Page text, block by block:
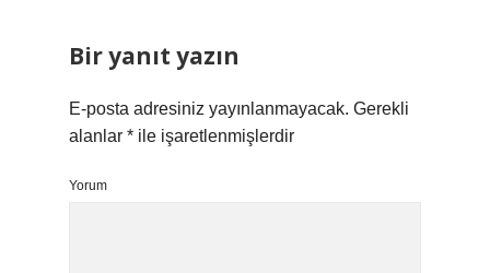
Bir yanıt yazın
E-posta adresiniz yayınlanmayacak. Gerekli
alanlar * ile işaretlenmişlerdir
Yorum